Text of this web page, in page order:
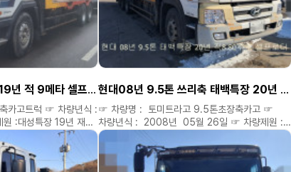
별도 있습니다 ** ▷▶
식 ▷▶ 홈페이지 :
:
처 : 010 6470
홈페이지에서만
◈ 신뢰와 진실.정직으로 최선을 다하겠습니다 **
위탁차량은 소정의 소개비 별도 있습니다 ** ▷▶
경신중고특장차 대표 공공식 ▷▶ 홈페이지 :
kmiro2.kr ▷▶ 네이버 블로그 :
8949.kmiro2.kr ▷▶ 다 음 블로그 :
4989.kmiro2.kr ☎ 연락처 : 010 6470
8949 ☎ ( 차량가격 확인은 홈페이지에서만
가능합니다. )
대우14톤 08년 대성19년 적 9메타 셀프로더
카고트럭 ☞ 차량년식 :
특장 19년 재작
만키로 (메다방교체) ☞
08년 대성특장 19년
프로더 ☞ 차량가격 :
현대08년 9.5톤 쓰리축 태백특장 20년 적 8.80 후축 셀프로더 ^^
☞ 차량명 : 토미트라고 9.5톤초장축카고 ☞
차량년식 : 2008년 05월 26일 ☞ 차량제원 :
태백특장 20년 적 8.80 후축 ☞ 주행거리 :
91만키로 (81만에 엔진교환) ☞ 옵션 : 300마력
태백특장 20년 재작 적 8.80 후축 쓰리축